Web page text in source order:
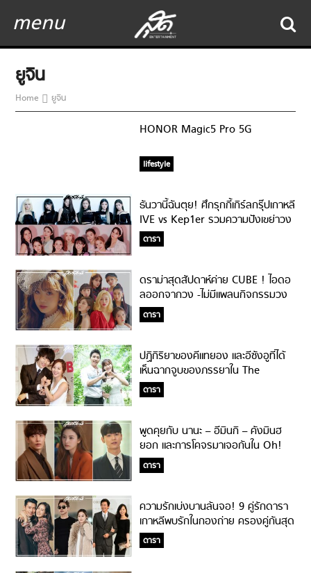
menu
ยูจิน
Home ยูจิน
HONOR Magic5 Pro 5G
lifestyle
ธันวานี้ฉันตุย! ศึกรุกกี้เกิร์ลกรุ๊ปเกาหลี
IVE vs Kep1er รวมความปังเขย่าวง
การเคป๊อป!
ดารา
ดราม่าสุดสัปดาห์ค่าย CUBE ! ไอดอ
ลออกจากวง -ไม่มีแพลนกิจกรรมวง
CLC !
ดารา
ปฏิกิริยาของคีแทยอง และอีซังอูที่ได้
เห็นฉากจูบของภรรยาใน The
Penthouse!
ดารา
พูดคุยกับ นานะ – อีมินกิ – คังมินฮ
ยอก และการโคจรมาเจอกันใน Oh!
Master !
ดารา
ความรักเบ่งบานล้นจอ! 9 คู่รักดารา
เกาหลีพบรักในกองถ่าย ครองคู่กันสุด
หวานชื่น!
ดารา